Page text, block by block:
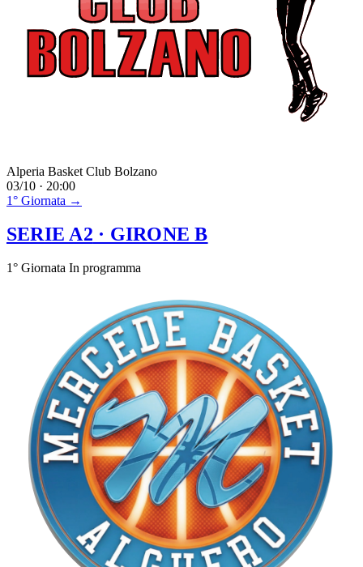
Alperia Basket Club Bolzano
03/10 · 20:00
1° Giornata →
SERIE A2 · GIRONE B
1° Giornata In programma